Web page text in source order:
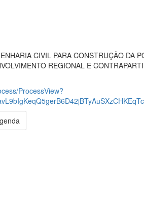
CIVIL PARA CONSTRUÇÃO DA
REGIONAL E
ProcessView?